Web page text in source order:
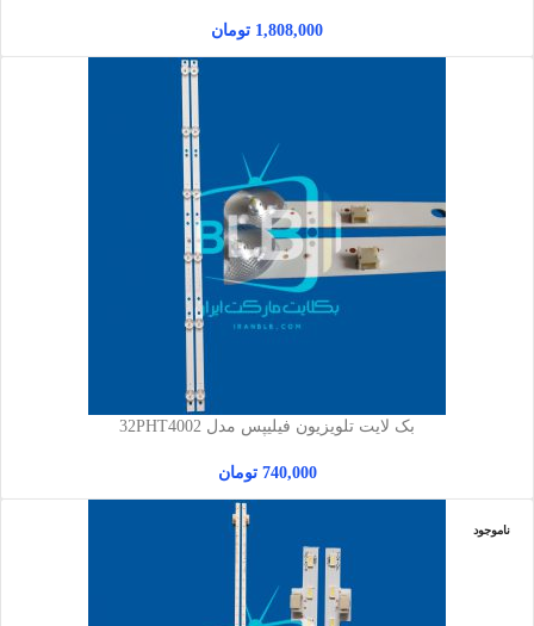
1,808,000 تومان
بک لایت تلویزیون فیلیپس مدل 32PHT4002
740,000 تومان
ناموجود